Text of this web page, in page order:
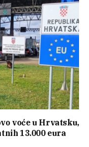
voće u Hrvatsku,
13.000 eura